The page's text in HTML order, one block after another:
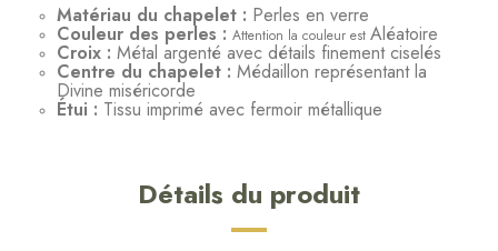
Matériau du chapelet : Perles en verre
Couleur des perles : Attention la couleur est Aléatoire
Croix : Métal argenté avec détails finement ciselés
Centre du chapelet : Médaillon représentant la
Divine miséricorde
Étui : Tissu imprimé avec fermoir métallique
Détails du produit